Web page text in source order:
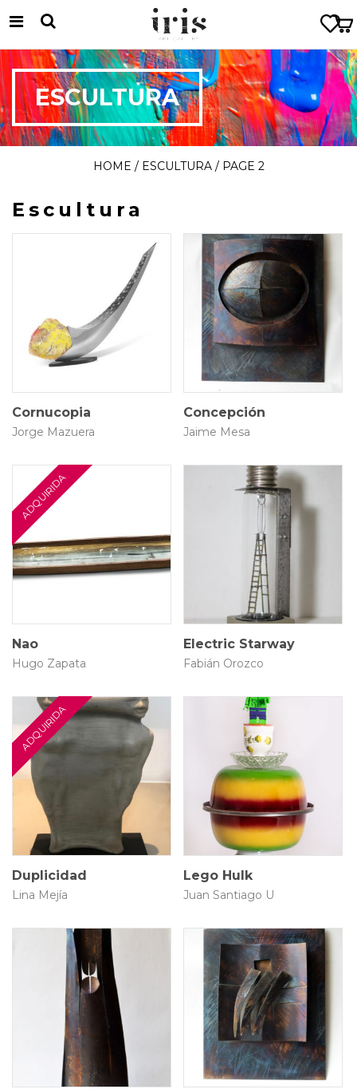
ESCULTURA
HOME / ESCULTURA/ PAGE 2
Escultura
11 × 53 × 92 cm
$10.463.530
Cornucopia
Jorge Mazuera
75 × 61 × 12 cm
7.000.000
Concepción
Jaime Mesa
8 × 8 × 68 cm
Nao
Hugo Zapata
6 × 6 × 22 cm
1.350.000
Electric Starway
Fabián Orozco
25 × 30 cm
Duplicidad
Lina Mejía
20 × 38 cm
$2.500.000
Lego Hulk
Juan Santiago U
115 × 33 × 26 cm
$9.000.000
75 × 61 × 12 cm
$7.000.000